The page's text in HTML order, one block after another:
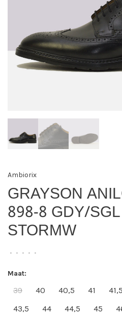
Ambiorix
GRAYSON
898-8 GDY/
STORMW
• • • • •
Maat:
39 40 40,5 41 41,5
43,5
44 44,5 45